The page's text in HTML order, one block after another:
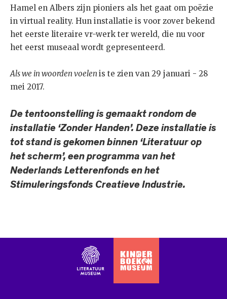
Hamel en Albers zijn pioniers als het gaat om poëzie
in virtual reality. Hun installatie is voor zover bekend
het eerste literaire vr-werk ter wereld, die nu voor
het eerst museaal wordt gepresenteerd.
Als we in woorden voelen is te zien van 29 januari - 28
mei 2017.
De tentoonstelling is gemaakt rondom de
installatie ‘Zonder Handen’. Deze installatie is
tot stand is gekomen binnen ‘Literatuur op
het scherm’, een programma van het
Nederlands Letterenfonds en het
Stimuleringsfonds Creatieve Industrie.